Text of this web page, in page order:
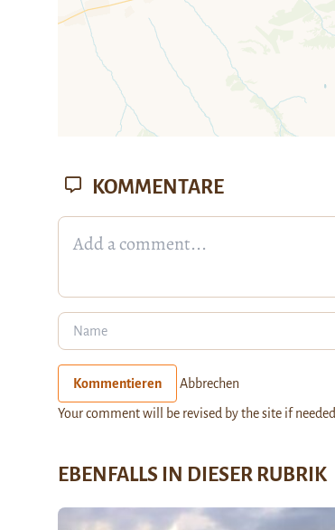
KOMMENTARE
Kommentieren Abbrechen
Your comment will be revised by the site if needed.
EBENFALLS IN DIESER RUBRIK